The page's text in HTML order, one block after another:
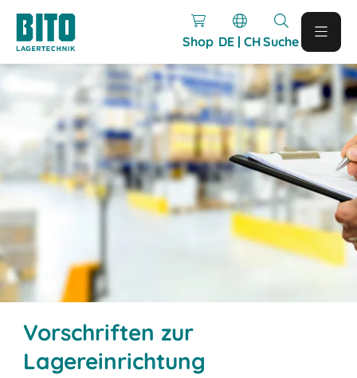
Shop DE | CHSuche
Vorschriften zur
Lagereinrichtung